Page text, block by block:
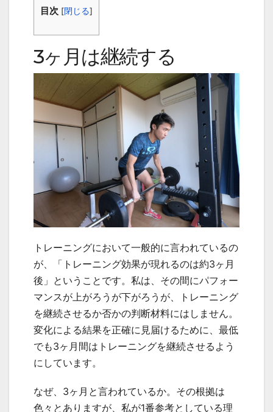
目次 [閉じる]
3ヶ月は継続する
トレーニングにおいて一般的に言われているの
が、「トレーニング効果が現れるのは約3ヶ月
後」ということです。私は、その間にパフォー
マンスが上がろうが下がろうが、トレーニング
を継続させるか否かの判断材料にはしません。
変化による結果を正確に見届けるために、最低
でも3ヶ月間はトレーニングを継続させるよう
にしています。
なぜ、3ヶ月と言われているか。その根拠は
色々とありますが、私が1番参考としている理